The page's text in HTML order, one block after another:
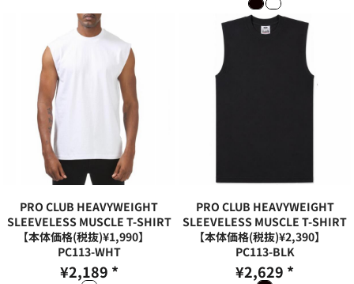
PRO CLUB HEAVYWEIGHT
SLEEVELESS MUSCLE T-SHIRT
【本体価格(税抜)¥1,990】
PC113-WHT
¥2,189 *
PRO CLUB HEAVYWEIGHT
SLEEVELESS MUSCLE T-SHIRT
【本体価格(税抜)¥2,390】
PC113-BLK
¥2,629 *